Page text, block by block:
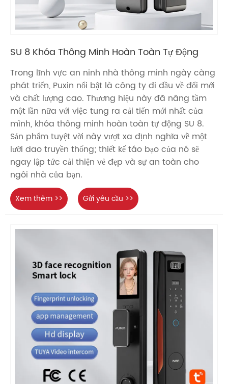
SU 8 Khóa Thông Minh Hoàn Toàn Tự Động
Trong lĩnh vực an ninh nhà thông minh ngày càng
phát triển, Puxin nổi bật là công ty đi đầu về đổi mới
và chất lượng cao. Thương hiệu này đã nâng tầm
một lần nữa với việc tung ra cải tiến mới nhất của
mình, khóa thông minh hoàn toàn tự động SU 8.
Sản phẩm tuyệt vời này vượt xa định nghĩa về một
lưỡi dao truyền thống; thiết kế táo bạo của nó sẽ
ngay lập tức cải thiện vẻ đẹp và sự an toàn cho
ngôi nhà của bạn.
Xem thêm >> Gửi yêu cầu >>